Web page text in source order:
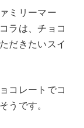
ミリーマー
ラは、チョコ
だきたいスイ
コレートでコ
うです。